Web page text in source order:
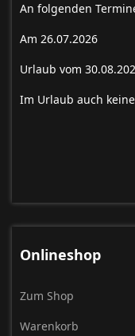
An folgenden
Am 26.07.2026
Urlaub vom
Im Urlaub auch
Onlineshop
Zum Shop
Warenkorb